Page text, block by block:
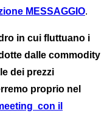
MESSAGGIO.
in cui fluttuano i
dalle commodity
dei prezzi
proprio nel
con il